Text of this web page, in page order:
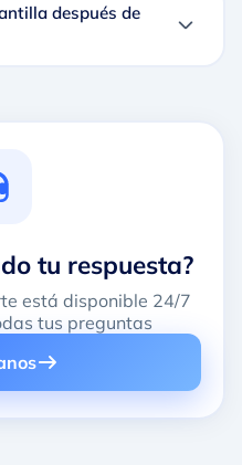
después de
tu respuesta?
está disponible 24/7
tus preguntas